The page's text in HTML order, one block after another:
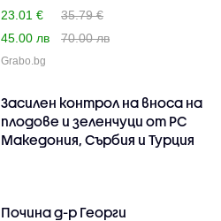
FT3, ..
23.01 €
35.79 €
45.00 лв
70.00 лв
Grabo.bg
Засилен контрол на вноса на
плодове и зеленчуци от РС
Македония, Сърбия и Турция
Почина д-р Георги